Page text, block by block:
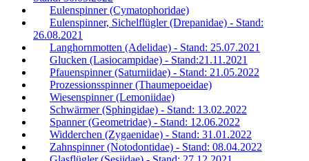
Eulenspinner (Cymatophoridae)
Eulenspinner, Sichelflügler (Drepanidae) - Stand:
26.08.2021
Langhornmotten (Adelidae) - Stand: 25.07.2021
Glucken (Lasiocampidae) - Stand:21.11.2021
Pfauenspinner (Saturniidae) - Stand: 21.05.2022
Prozessionsspinner (Thaumepoeidae)
Wiesenspinner (Lemoniidae)
Schwärmer (Sphingidae) - Stand: 13.02.2022
Spanner (Geometridae) - Stand: 12.06.2022
Widderchen (Zygaenidae) - Stand: 31.01.2022
Zahnspinner (Notodontidae) - Stand: 08.04.2022